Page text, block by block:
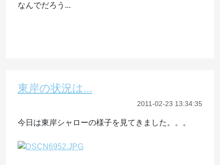
なんでだろう...
東岸の状況は...
2011-02-23 13:34:35
今日は東岸シャローの様子を見てきました。。。